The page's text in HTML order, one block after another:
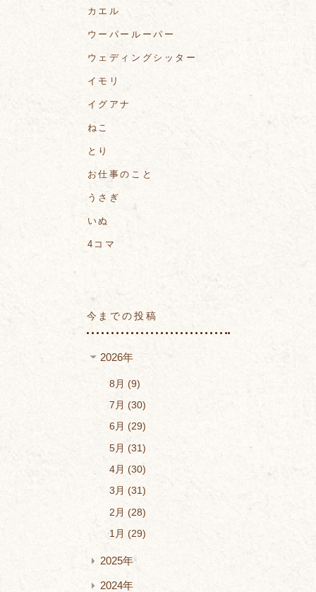
カエル
ウーパールーパー
ウェディングシッター
イモリ
イグアナ
ねこ
とり
お仕事のこと
うさぎ
いぬ
4コマ
今までの投稿
2026年
8月
9
7月
30
6月
29
5月
31
4月
30
3月
31
2月
28
1月
29
2025年
2024年